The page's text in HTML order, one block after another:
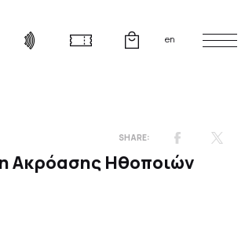
en
Ακρόασης Ηθοποιών